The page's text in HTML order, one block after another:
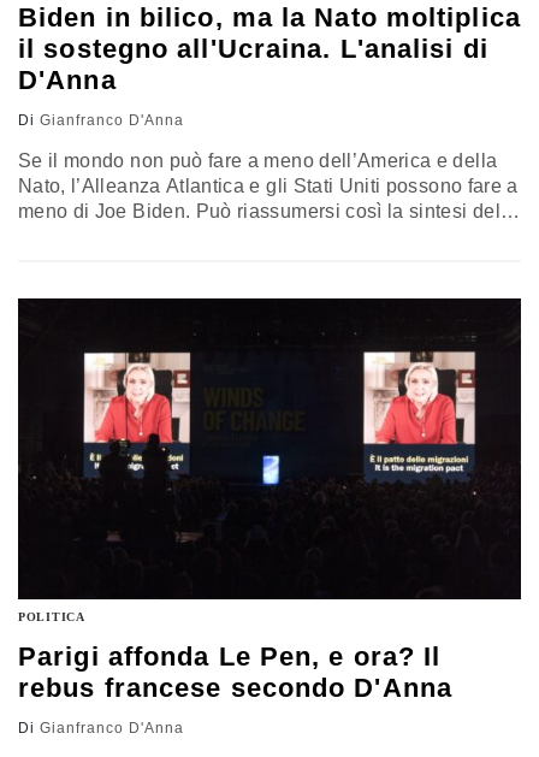
Biden in bilico, ma la Nato moltiplica
il sostegno all'Ucraina. L'analisi di
D'Anna
Di Gianfranco D'Anna
Se il mondo non può fare a meno dell’America e della
Nato, l’Alleanza Atlantica e gli Stati Uniti possono fare a
meno di Joe Biden. Può riassumersi così la sintesi del
POLITICA
Parigi affonda Le Pen, e ora? Il
rebus francese secondo D'Anna
Di Gianfranco D'Anna